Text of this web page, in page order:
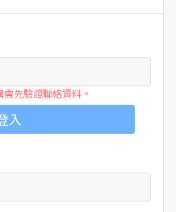
先驗證聯絡資料。
入